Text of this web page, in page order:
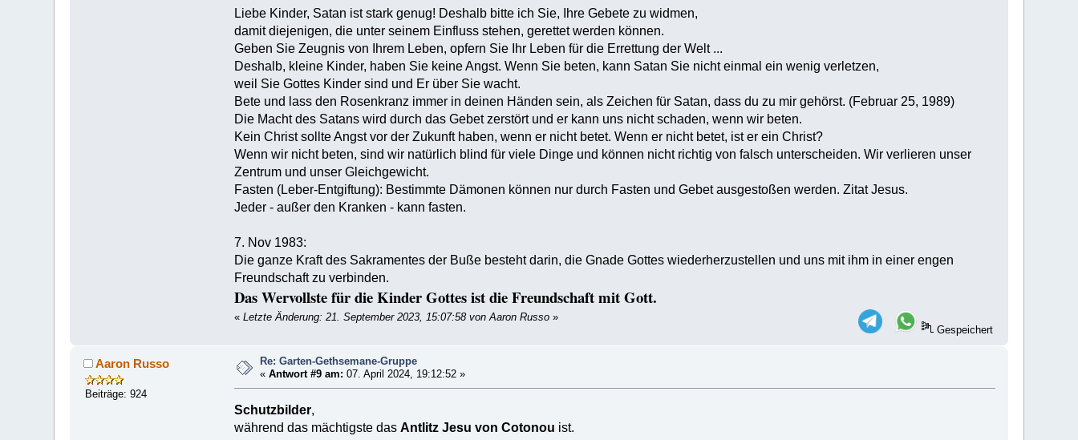
Liebe Kinder, Satan ist stark genug! Deshalb bitte ich Sie, Ihre Gebete zu widmen,
damit diejenigen, die unter seinem Einfluss stehen, gerettet werden können.
Geben Sie Zeugnis von Ihrem Leben, opfern Sie Ihr Leben für die Errettung der Welt ...
Deshalb, kleine Kinder, haben Sie keine Angst. Wenn Sie beten, kann Satan Sie nicht einmal ein wenig verletzen,
weil Sie Gottes Kinder sind und Er über Sie wacht.
Bete und lass den Rosenkranz immer in deinen Händen sein, als Zeichen für Satan, dass du zu mir gehörst. (Februar 25, 1989)
Die Macht des Satans wird durch das Gebet zerstört und er kann uns nicht schaden, wenn wir beten.
Kein Christ sollte Angst vor der Zukunft haben, wenn er nicht betet. Wenn er nicht betet, ist er ein Christ?
Wenn wir nicht beten, sind wir natürlich blind für viele Dinge und können nicht richtig von falsch unterscheiden. Wir verlieren unser
Zentrum und unser Gleichgewicht.
Fasten (Leber-Entgiftung): Bestimmte Dämonen können nur durch Fasten und Gebet ausgestoßen werden. Zitat Jesus.
Jeder - außer den Kranken - kann fasten.
7. Nov 1983:
Die ganze Kraft des Sakramentes der Buße besteht darin, die Gnade Gottes wiederherzustellen und uns mit ihm in einer engen
Freundschaft zu verbinden.
Das Wervollste für die Kinder Gottes ist die Freundschaft mit Gott.
« Letzte Änderung: 21. September 2023, 15:07:58 von Aaron Russo »
Gespeichert
Aaron Russo
Beiträge: 924
Re: Garten-Gethsemane-Gruppe
«Antwort #9 am: 07. April 2024, 19:12:52 »
Schutzbilder,
während das mächtigste das Antlitz Jesu von Cotonou ist.